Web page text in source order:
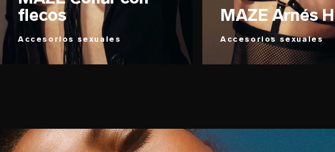
flecos
Accesorios sexuales
MAZE Arnés H
Accesorios sexuales